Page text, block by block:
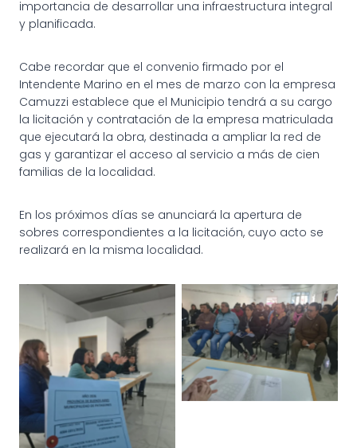
importancia de desarrollar una infraestructura integral
y planificada.
Cabe recordar que el convenio firmado por el
Intendente Marino en el mes de marzo con la empresa
Camuzzi establece que el Municipio tendrá a su cargo
la licitación y contratación de la empresa matriculada
que ejecutará la obra, destinada a ampliar la red de
gas y garantizar el acceso al servicio a más de cien
familias de la localidad.
En los próximos días se anunciará la apertura de
sobres correspondientes a la licitación, cuyo acto se
realizará en la misma localidad.